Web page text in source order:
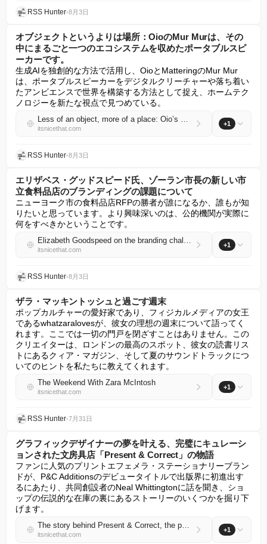
RSS Hunter•8月3日
オブジェクトというよりは場所：OioのMur Murは、その
中にまるごと一つのエコシステムを収めたポータブルスピ
ーカーです。
生成AIを独創的な方法で活用し、OioとMatteringのMur Mur
は、ポータブルスピーカーをデジタルクリーチャーや落ち着い
たアンビエンスで世界を構築する方法として捉え、ホームテク
ノロジーを新たな視点で見つめている。
Less of an object, more of a place: Oio’s Mur Mur is a portable speaker that holds an entire ecosystem within
itsnicethat.com
+1
RSS Hunter•8月3日
エリザベス・グッドスピード氏、ゾーラン市長の新しい市
立食料品店のブランディングの課題について
ニューヨーク市の食料品店RFPの勝者が誰になるか、誰もが知
りたいと思っています。より興味深いのは、公的機関が実際に
何をすべきかということです。
Elizabeth Goodspeed on the branding challenge behind Mayor Zohran’s new municipal grocery stores
itsnicethat.com
+1
RSS Hunter•8月3日
ザラ・マッキントッシュと過ごす週末
ポップカルチャーの愛好家であり、フィジカルメディアの女王
であるwhatzaralovesが、彼女の理想の週末について語ってく
れます。ここでは一切の門戸を閉ざすことはありません。この
クリエイターは、ロンドンの最高のスポット、彼女の読書リス
トにあるクィア・マガジン、そして夏のサウンドトラックにつ
いてのヒントを私たちに教えてくれます。
The Weekend With Zara McIntosh
itsnicethat.com
+1
RSS Hunter•7月31日
グラフィックデザイナーの夢を叶える、完璧にキュレーシ
ョンされた文房具店「Present & Correct」の物語
ファンに人気のプリントエフェメラ・ステーショナリーブラン
ドが、P&C Additionsのデビュータイトルで出版界に初進出す
るにあたり、共同創設者のNeal Whittingtonに話を聞き、ショ
ップの伝説的な在庫の裏にあるストーリーのいくつかを掘り下
げます。
The story behind Present & Correct, the perfectly curated stationery shop that’s every graphic designers dream
itsnicethat.com
+1